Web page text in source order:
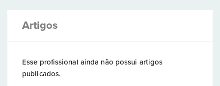
Artigos
Esse profissional ainda não possui artigos
publicados.